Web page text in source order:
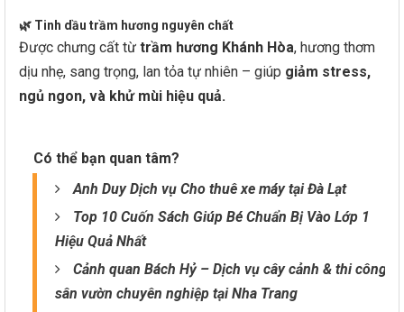
🌿 Tinh dầu trầm hương nguyên chất
Được chưng cất từ trầm hương Khánh Hòa, hương thơm
dịu nhẹ, sang trọng, lan tỏa tự nhiên – giúp giảm stress,
ngủ ngon, và khử mùi hiệu quả.
Có thể bạn quan tâm?
Anh Duy Dịch vụ Cho thuê xe máy tại Đà Lạt
Top 10 Cuốn Sách Giúp Bé Chuẩn Bị Vào Lớp 1
Hiệu Quả Nhất
Cảnh quan Bách Hỷ – Dịch vụ cây cảnh & thi công
sân vườn chuyên nghiệp tại Nha Trang